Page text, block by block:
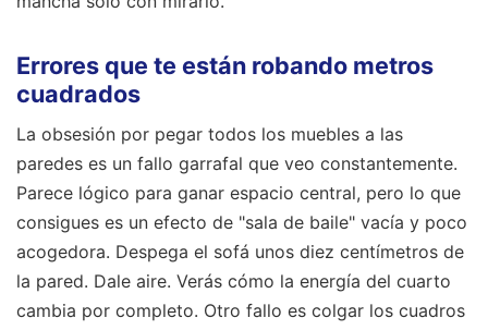
Errores que te están robando metros
cuadrados
La obsesión por pegar todos los muebles a las
paredes es un fallo garrafal que veo constantemente.
Parece lógico para ganar espacio central, pero lo que
consigues es un efecto de "sala de baile" vacía y poco
acogedora. Despega el sofá unos diez centímetros de
la pared. Dale aire. Verás cómo la energía del cuarto
cambia por completo. Otro fallo es colgar los cuadros